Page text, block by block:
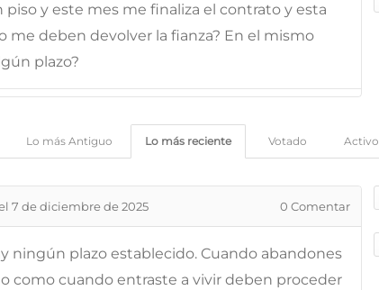
piso y este mes me finaliza el contrato y esta
me deben devolver la fianza? En el mismo
plazo?
Activo
Votado
Lo más reciente
Lo más Antiguo
7 de diciembre de 2025 0 Comentar
ningún plazo establecido. Cuando abandones
como cuando entraste a vivir deben proceder